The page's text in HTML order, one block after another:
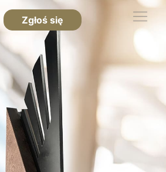
Zgłoś się